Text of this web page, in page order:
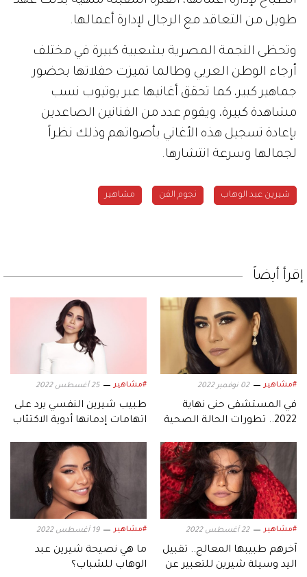
طويل من التعاقد مع الرجال لإدارة أعمالها.
وتحظى النجمة المصرية بشعبية كبيرة في مختلف
أرجاء الوطن العربي وطالما تميزت حفلاتها بحضور
جماهير كبير، كما تحقق أغانيها عبر يوتيوب نسب
مشاهدة كبيرة، ويقوم عدد من الفنانين الصاعدين
بإعادة تسجيل هذه الأغاني بأصواتهم وذلك نظراً
لجمالها وسرعة انتشارها.
شيرين عبد الوهاب نجوم الفن مشاهير
إقرأ أيضاً
#مشاهير 02 نوفمبر 2022
في المستشفى حنى نهاية
2022.. تطورات الحالة الصحية
#مشاهير 25 أغسطس 2022
طبيب شيرين النفسي يرد على
اتهامات إدمانها أدوية الاكتئاب
#مشاهير 22 أغسطس 2022
آخرهم طبيبها المعالج.. تقبيل
اليد وسيلة شيرين للتعبير عن
#مشاهير 19 أغسطس 2022
ما هي نصيحة شيرين عبد
الوهاب للشباب؟